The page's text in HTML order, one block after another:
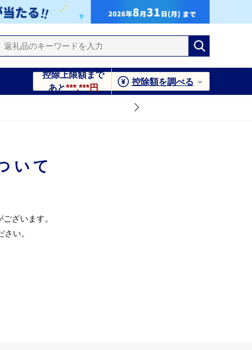
控除上限額まで
あと***,***円
控除額を調べる
いて
ざいます。
い。